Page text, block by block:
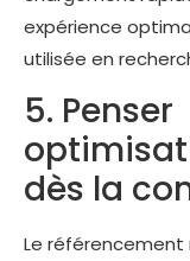
expérience
utilisée en
5. Penser
dès la
Le référencement